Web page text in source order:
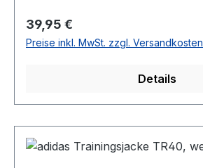
Regulärer Preis:
39,95 €
Preise inkl. MwSt. zzgl. Versandkosten
Details